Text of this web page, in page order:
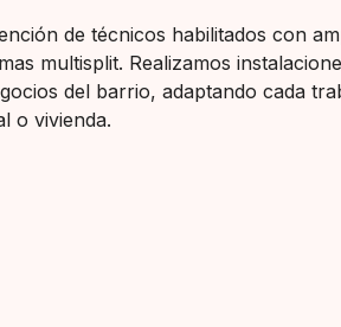
de técnicos habilitados con
multisplit. Realizamos
del barrio, adaptando cada
o vivienda.